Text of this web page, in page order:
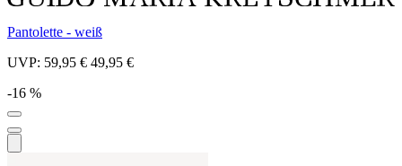
Pantolette - weiß
UVP: 59,95 € 49,95 €
-16 %